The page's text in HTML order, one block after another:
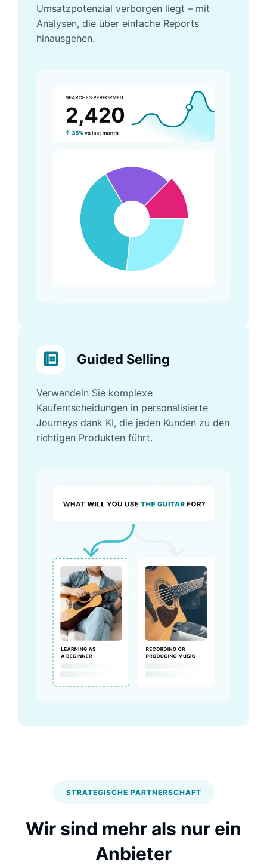
Umsatzpotenzial verborgen liegt – mit
Analysen, die über einfache Reports
hinausgehen.
Guided Selling
Verwandeln Sie komplexe
Kaufentscheidungen in personalisierte
Journeys dank KI, die jeden Kunden zu den
richtigen Produkten führt.
STRATEGISCHE PARTNERSCHAFT
Wir sind mehr als nur ein
Anbieter